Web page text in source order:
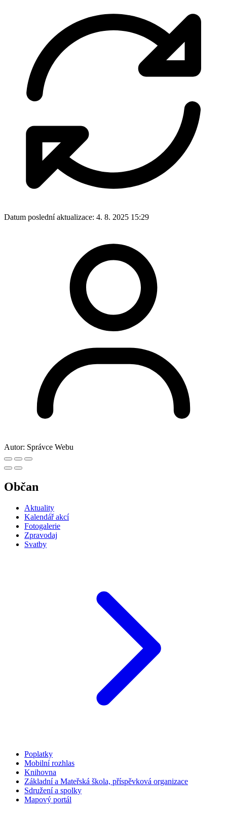
Datum poslední aktualizace: 4. 8. 2025 15:29
Autor: Správce Webu
Občan
Aktuality
Kalendář akcí
Fotogalerie
Zpravodaj
Svatby
Poplatky
Mobilní rozhlas
Knihovna
Základní a Mateřská škola, příspěvková organizace
Sdružení a spolky
Mapový portál